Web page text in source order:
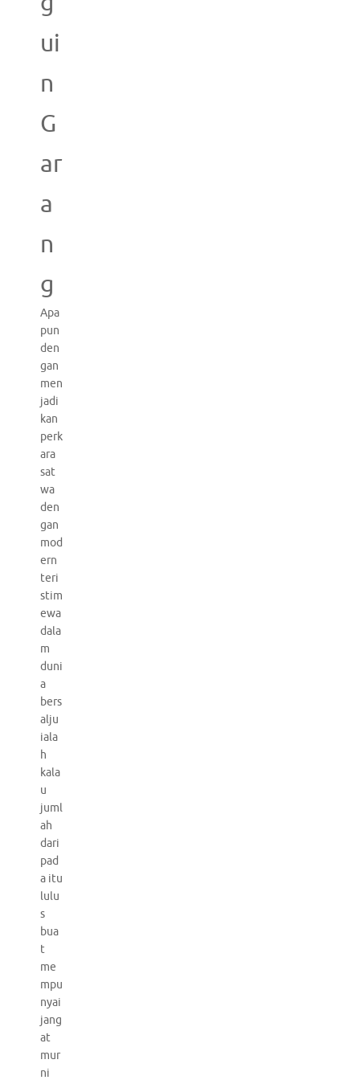
ui
n
G
ar
a
n
g
Apa
pun
den
gan
men
jadi
kan
perk
ara
sat
wa
den
gan
mod
ern
teri
stim
ewa
dala
m
duni
a
bers
alju
iala
h
kala
u
juml
ah
dari
pad
a itu
lulu
s
bua
t
me
mpu
nyai
jang
at
mur
ni